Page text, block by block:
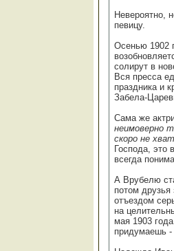
Невероятно,
певицу.
Осенью 1902
солирут в
Вся пресса
праздника и
Забела-
Сама же
неимоверно
скоро не
Господа, это
всегда
А Врубелю
потом
отъездом
на
мая 1903
придумаешь